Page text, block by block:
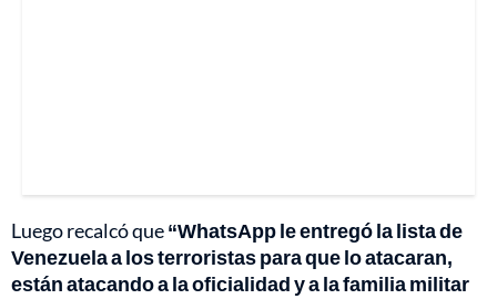
Luego recalcó que“WhatsApp le entregó la lista de
Venezuela a los terroristas para que lo atacaran,
están atacando a la oficialidad y a la familia militar